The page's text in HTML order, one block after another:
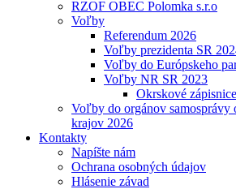
RZOF OBEC Polomka s.r.o
Voľby
Referendum 2026
Voľby prezidenta SR
Voľby do Európskeho
Voľby NR SR 2023
Okrskové
Voľby do orgánov samosprávy
krajov 2026
Kontakty
Napíšte nám
Ochrana osobných údajov
Hlásenie závad